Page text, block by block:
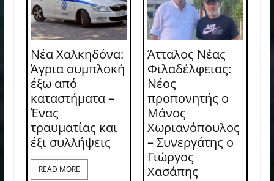
Νέα Χαλκηδόνα:
Άγρια συμπλοκή
έξω από
καταστήματα –
Ένας
τραυματίας και
έξι συλλήψεις
READ MORE
Άτταλος Νέας
Φιλαδέλφειας:
Νέος
προπονητής ο
Μάνος
Χωριανόπουλος
– Συνεργάτης ο
Γιώργος
Χασάπης